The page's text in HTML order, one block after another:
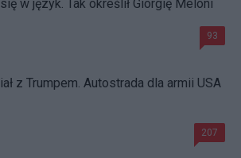
w język. Tak określił Giorgię Meloni
93
z Trumpem. Autostrada dla armii USA
207